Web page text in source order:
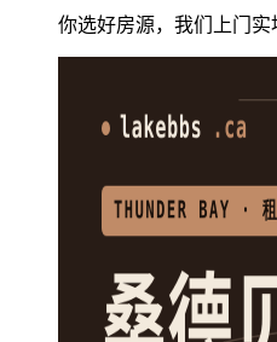
你选好房源，我们上门